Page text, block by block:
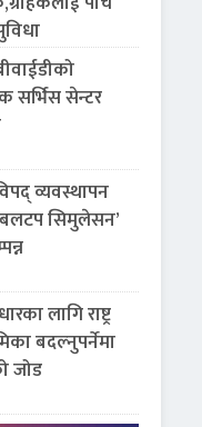
सर्भिस सेन्टर
व्यवस्थापन
सिमुलेसन’
लागि राष्ट्र
बदल्नुपर्नेमा
जोड